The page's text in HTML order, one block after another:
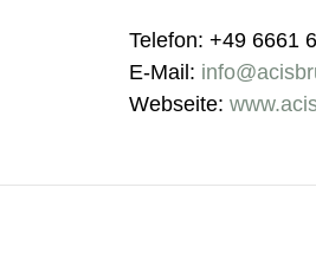
Telefon: +49 6661
E-Mail:
Webseite: